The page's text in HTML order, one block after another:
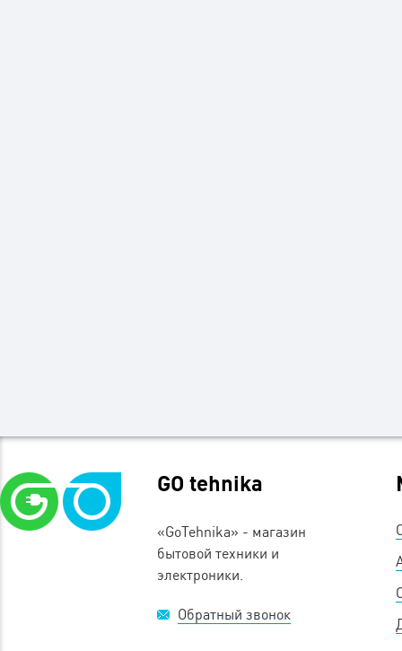
GO tehnika
«GoTehnika» - магазин
бытовой техники и
электроники.
Обратный звонок